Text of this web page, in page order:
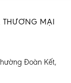
THƯƠNG MẠI
Đoàn Kết,